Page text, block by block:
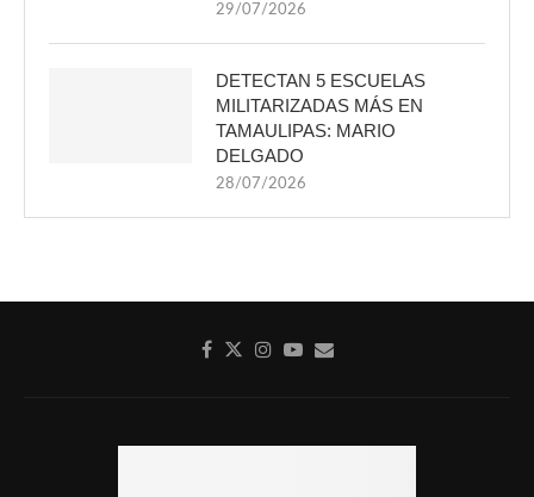
29/07/2026
DETECTAN 5 ESCUELAS
MILITARIZADAS MÁS EN
TAMAULIPAS: MARIO
DELGADO
28/07/2026